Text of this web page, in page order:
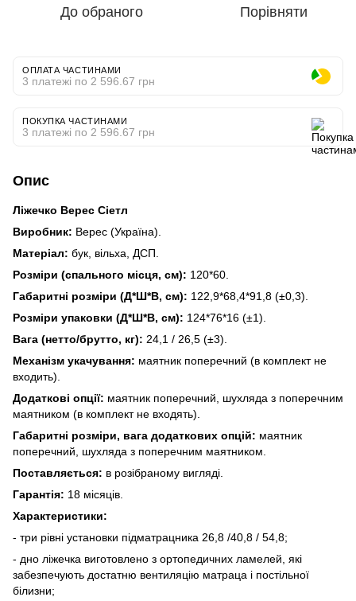
До обраного Порівняти
ОПЛАТА ЧАСТИНАМИ
3 платежі по 2 596.67 грн
ПОКУПКА ЧАСТИНАМИ
3 платежі по 2 596.67 грн
Опис
Ліжечко Верес Сіетл
Виробник: Верес (Україна).
Матеріал: бук, вільха, ДСП.
Розміри (спального місця, см): 120*60.
Габаритні розміри (Д*Ш*В, см): 122,9*68,4*91,8 (±0,3).
Розміри упаковки (Д*Ш*В, см): 124*76*16 (±1).
Вага (нетто/брутто, кг): 24,1 / 26,5 (±3).
Механізм укачування: маятник поперечний (в комплект не
входить).
Додаткові опції: маятник поперечний, шухляда з поперечним
маятником (в комплект не входять).
Габаритні розміри, вага додаткових опцій: маятник
поперечний, шухляда з поперечним маятником.
Поставляється: в розібраному вигляді.
Гарантія: 18 місяців.
Характеристики:
- три рівні установки підматрацника 26,8 /40,8 / 54,8;
- дно ліжечка виготовлено з ортопедичних ламелей, які
забезпечують достатню вентиляцію матраца і постільної
білизни;